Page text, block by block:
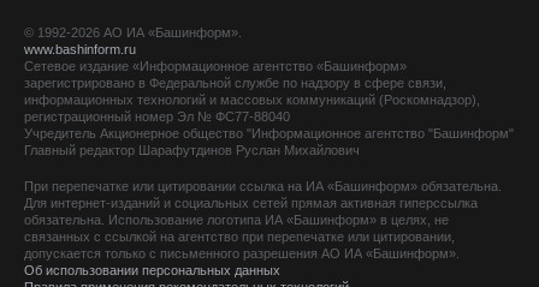
© 1992-2026 АО ИА «Башинформ».
www.bashinform.ru
Сетевое издание «Информационное агентство «Башинформ»
зарегистрировано в Федеральной службе по надзору в сфере связи,
информационных технологий и массовых коммуникаций (Роскомнадзор),
регистрационный номер Эл № ФС77-88040
Учредитель Акционерное общество "Информационное агентство "Башинформ"
Главный редактор Шарафутдинов Руслан Михайлович
При перепечатке или цитировании ссылка на ИА «Башинформ» обязательна.
Для интернет-изданий и социальных сетей прямая активная гиперссылка
обязательна. Использование логотипа ИА «Башинформ» в целях, не
связанных с ссылкой на агентство при перепечатке или цитировании,
допускается только с письменного разрешения АО ИА «Башинформ».
Об использовании персональных данных